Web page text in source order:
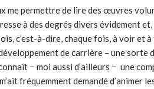
me permettre de lire des œuvres
à des degrés divers évidement
c’est-à-dire, chaque fois, à voir et
de carrière – une sorte
− moi aussi d’ailleurs − une
m’ait fréquemment demandé d’animer